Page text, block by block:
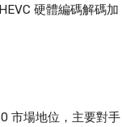
硬體編碼解碼加
市場地位，主要對手